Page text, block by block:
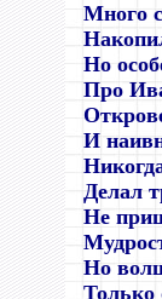
Много
Но
Про
И
Делал
Не
Но
Только